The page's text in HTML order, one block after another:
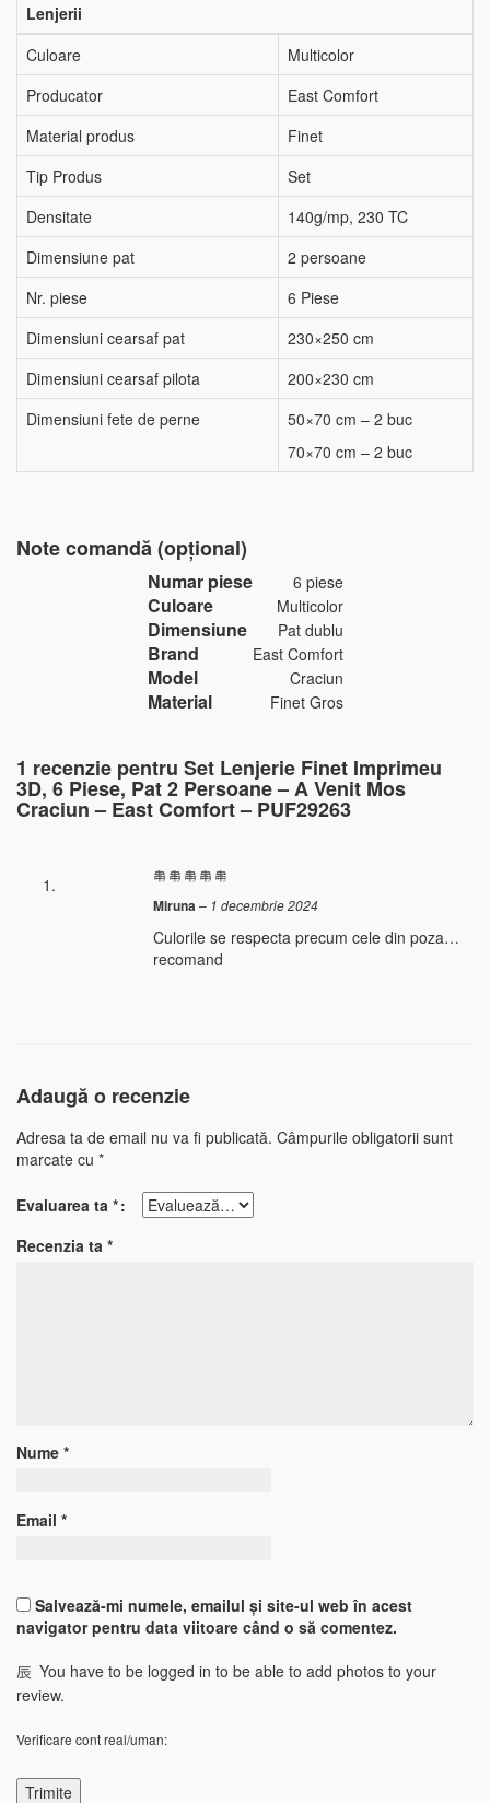
Lenjerii
Culoare
Multicolor
Producator
East Comfort
Material produs
Finet
Tip Produs
Set
Densitate
140g/mp, 230 TC
Dimensiune pat
2 persoane
Nr. piese
6 Piese
Dimensiuni cearsaf pat
230×250 cm
Dimensiuni cearsaf pilota
200×230 cm
Dimensiuni fete de perne
50×70 cm – 2 buc
70×70 cm – 2 buc
Note comandă (opțional)
Numar piese 6 piese
Culoare Multicolor
Dimensiune Pat dublu
Brand East Comfort
Model Craciun
Material Finet Gros
1 recenzie pentru Set Lenjerie Finet Imprimeu
3D, 6 Piese, Pat 2 Persoane – A Venit Mos
Craciun – East Comfort – PUF29263
Miruna– 1 decembrie 2024
Culorile se respecta precum cele din poza…
recomand
Adaugă o recenzie
Adresa ta de email nu va fi publicată. Câmpurile obligatorii sunt
marcate cu *
Evaluarea ta *
Recenzia ta *
Nume *
Email *
Salvează-mi numele, emailul și site-ul web în acest
navigator pentru data viitoare când o să comentez.
You have to be logged in to be able to add photos to your
review.
Verificare cont real/uman: